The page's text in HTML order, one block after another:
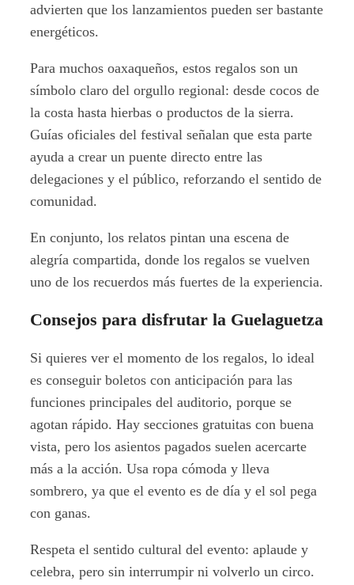
advierten que los lanzamientos pueden ser bastante
energéticos.
Para muchos oaxaqueños, estos regalos son un
símbolo claro del orgullo regional: desde cocos de
la costa hasta hierbas o productos de la sierra.
Guías oficiales del festival señalan que esta parte
ayuda a crear un puente directo entre las
delegaciones y el público, reforzando el sentido de
comunidad.
En conjunto, los relatos pintan una escena de
alegría compartida, donde los regalos se vuelven
uno de los recuerdos más fuertes de la experiencia.
Consejos para disfrutar la Guelaguetza
Si quieres ver el momento de los regalos, lo ideal
es conseguir boletos con anticipación para las
funciones principales del auditorio, porque se
agotan rápido. Hay secciones gratuitas con buena
vista, pero los asientos pagados suelen acercarte
más a la acción. Usa ropa cómoda y lleva
sombrero, ya que el evento es de día y el sol pega
con ganas.
Respeta el sentido cultural del evento: aplaude y
celebra, pero sin interrumpir ni volverlo un circo.